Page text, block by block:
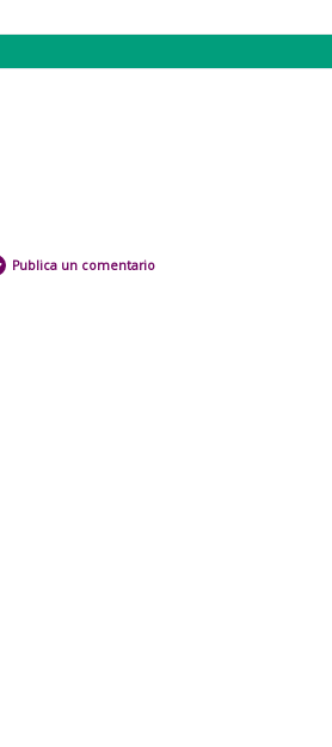
Publica un comentario